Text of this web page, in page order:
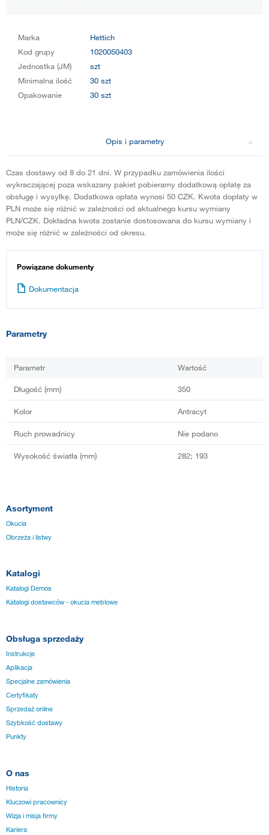
Marka
Hettich
Kod grupy
1020050403
Jednostka (JM)
szt
Minimalna ilość
30 szt
Opakowanie
30 szt
Opis i parametry
Czas dostawy od 8 do 21 dni. W przypadku zamówienia ilości
wykraczającej poza wskazany pakiet pobieramy dodatkową opłatę za
obsługę i wysyłkę. Dodatkowa opłata wynosi 50 CZK. Kwota dopłaty w
PLN może się różnić w zależności od aktualnego kursu wymiany
PLN/CZK. Dokładna kwota zostanie dostosowana do kursu wymiany i
może się różnić w zależności od okresu.
Powiązane dokumenty
Dokumentacja
Parametry
Parametr Wartość
Długość (mm) 350
Kolor Antracyt
Ruch prowadnicy Nie podano
Wysokość światła (mm) 282; 193
Asortyment
Okucia
Obrzeża i listwy
Katalogi
Katalogi Demos
Katalogi dostawców - okucia meblowe
Obsługa sprzedaży
Instrukcje
Aplikacja
Specjalne zamówienia
Certyfikaty
Sprzedaż online
Szybkość dostawy
Punkty
O nas
Historia
Kluczowi pracownicy
Wizja i misja firmy
Kariera